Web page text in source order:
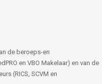
de beroeps-en
en VBO Makelaar) en van de
(RICS, SCVM en